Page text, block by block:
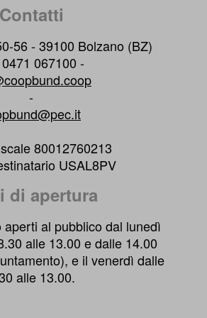
Contatti
56 - 39100 Bolzano (BZ)
067100 -
-
80012760213
USAL8PV
di apertura
aperti al pubblico dal lunedì
alle 13.00 e dalle 14.00
e il venerdì dalle
alle 13.00.